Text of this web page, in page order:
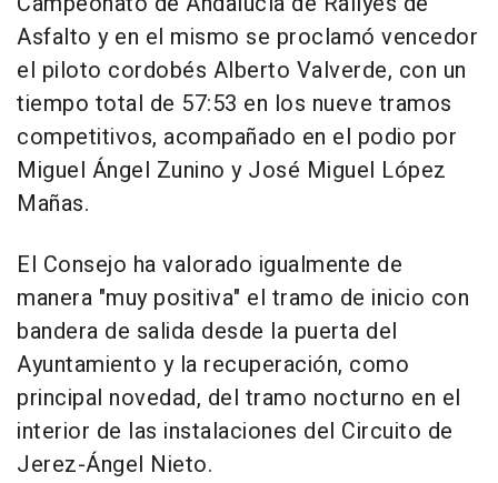
Asfalto y en el mismo se proclamó vencedor
el piloto cordobés Alberto Valverde, con un
tiempo total de 57:53 en los nueve tramos
competitivos, acompañado en el podio por
Miguel Ángel Zunino y José Miguel López
Mañas.
El Consejo ha valorado igualmente de
manera "muy positiva" el tramo de inicio con
bandera de salida desde la puerta del
Ayuntamiento y la recuperación, como
principal novedad, del tramo nocturno en el
interior de las instalaciones del Circuito de
Jerez-Ángel Nieto.